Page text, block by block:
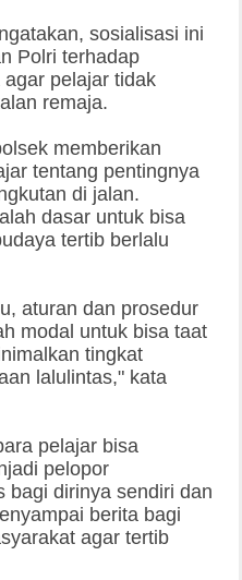
sosialisasi ini
Polri terhadap
pelajar tidak
remaja.
memberikan
tentang pentingnya
di jalan.
dasar untuk bisa
tertib berlalu
aturan dan prosedur
modal untuk bisa taat
tingkat
lalulintas," kata
pelajar bisa
pelopor
bagi dirinya sendiri dan
berita bagi
agar tertib